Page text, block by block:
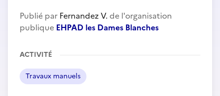
Publié par Fernandez V. de l'organisation
publique EHPAD les Dames Blanches
ACTIVITÉ
Travaux manuels